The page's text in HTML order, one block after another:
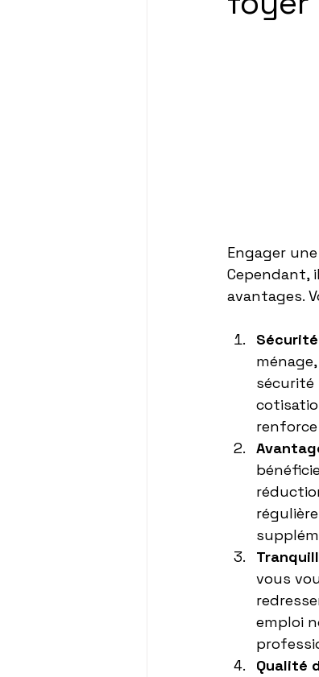
Engager
Cependant,
avantages.
sécurité
vous
emploi
Qualité